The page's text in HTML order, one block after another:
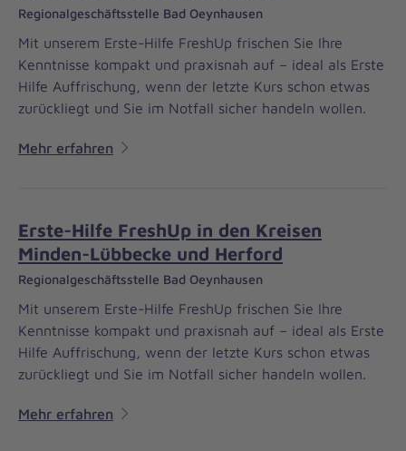
Regionalgeschäftsstelle Bad Oeynhausen
Mit unserem Erste-Hilfe FreshUp frischen Sie Ihre
Kenntnisse kompakt und praxisnah auf – ideal als Erste
Hilfe Auffrischung, wenn der letzte Kurs schon etwas
zurückliegt und Sie im Notfall sicher handeln wollen.
Mehr erfahren
Erste-Hilfe FreshUp in den Kreisen
Minden-Lübbecke und Herford
Regionalgeschäftsstelle Bad Oeynhausen
Mit unserem Erste-Hilfe FreshUp frischen Sie Ihre
Kenntnisse kompakt und praxisnah auf – ideal als Erste
Hilfe Auffrischung, wenn der letzte Kurs schon etwas
zurückliegt und Sie im Notfall sicher handeln wollen.
Mehr erfahren